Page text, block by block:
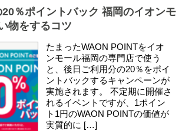
％ポイントバック 福岡のイオンモ
物をするコツ
たまったWAON POINTをイオ
ンモール福岡の専門店で使う
と、後日ご利用分の20％をポイ
ントバックするキャンペーンが
実施されます。 不定期に開催さ
れるイベントですが、1ポイン
ト1円のWAON POINTの価値が
実質的に […]